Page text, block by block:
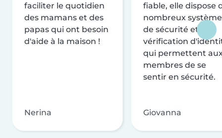
faciliter le quotidien
des mamans et des
papas qui ont besoin
d'aide à la maison !
Nerina
fiable, elle dispose
nombreux
de sécurité et de
vérification
qui permettent
membres de se
sentir en sécurité.
Giovanna